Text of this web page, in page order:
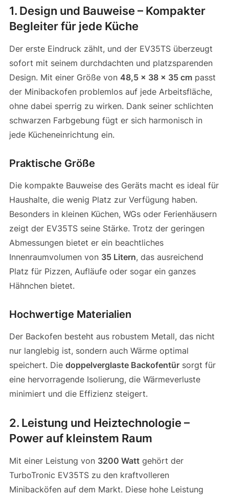
1. Design und Bauweise – Kompakter
Begleiter für jede Küche
Der erste Eindruck zählt, und der EV35TS überzeugt
sofort mit seinem durchdachten und platzsparenden
Design. Mit einer Größe von 48,5 x 38 x 35 cmpasst
der Minibackofen problemlos auf jede Arbeitsfläche,
ohne dabei sperrig zu wirken. Dank seiner schlichten
schwarzen Farbgebung fügt er sich harmonisch in
jede Kücheneinrichtung ein.
Praktische Größe
Die kompakte Bauweise des Geräts macht es ideal für
Haushalte, die wenig Platz zur Verfügung haben.
Besonders in kleinen Küchen, WGs oder Ferienhäusern
zeigt der EV35TS seine Stärke. Trotz der geringen
Abmessungen bietet er ein beachtliches
Innenraumvolumen von 35 Litern, das ausreichend
Platz für Pizzen, Aufläufe oder sogar ein ganzes
Hähnchen bietet.
Hochwertige Materialien
Der Backofen besteht aus robustem Metall, das nicht
nur langlebig ist, sondern auch Wärme optimal
speichert. Die doppelverglaste Backofentürsorgt für
eine hervorragende Isolierung, die Wärmeverluste
minimiert und die Effizienz steigert.
2. Leistung und Heiztechnologie –
Power auf kleinstem Raum
Mit einer Leistung von 3200 Wattgehört der
TurboTronic EV35TS zu den kraftvolleren
Minibacköfen auf dem Markt. Diese hohe Leistung